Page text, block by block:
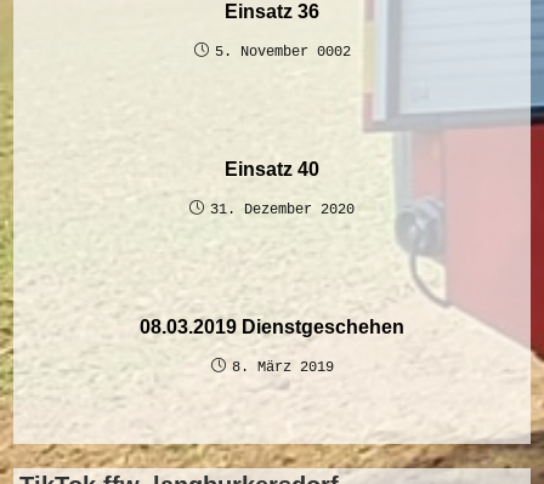
Einsatz 36
5. November 0002
Einsatz 40
31. Dezember 2020
08.03.2019 Dienstgeschehen
8. März 2019